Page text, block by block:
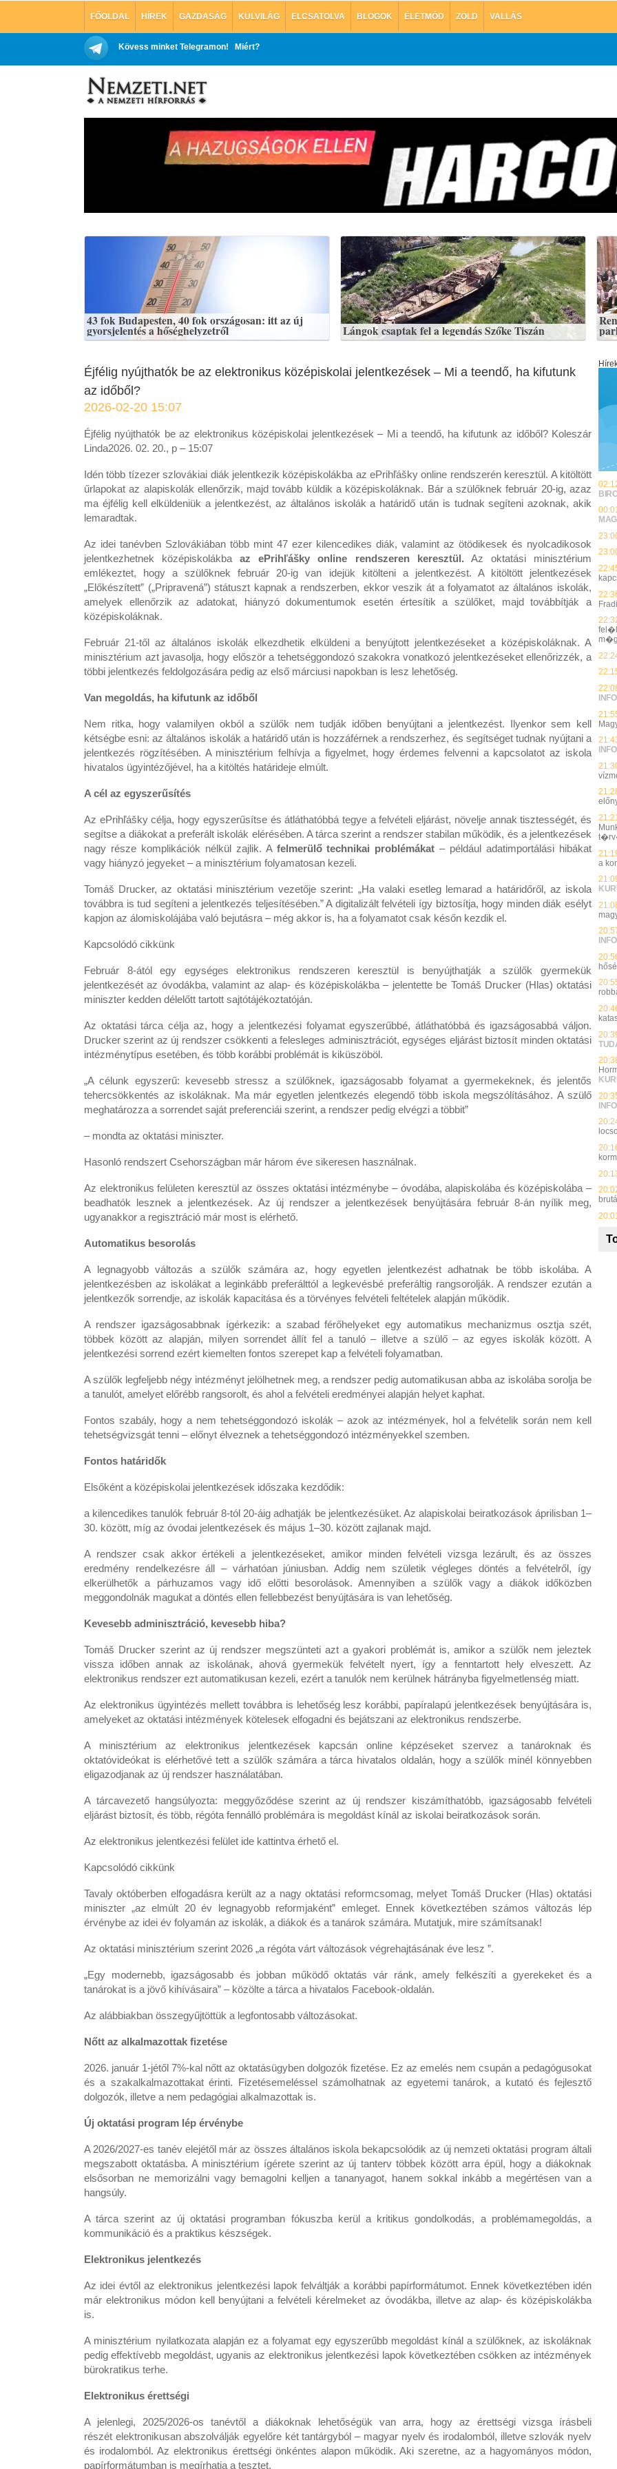
FŐOLDAL HÍREK GAZDASÁG KÜLVILÁG ELCSATOLVA BLOGOK ÉLETMÓD ZÖLD VALLÁS
Kövess minket Telegramon! Miért?
43 fok Budapesten, 40 fok országosan: itt az új
gyorsjelentés a hőséghelyzetről Lángok csaptak fel a legendás Szőke Tiszán
Éjfélig nyújthatók be az elektronikus középiskolai jelentkezések – Mi a teendő, ha kifutunk
az időből?
2026-02-20 15:07
Éjfélig nyújthatók be az elektronikus középiskolai jelentkezések – Mi a teendő, ha kifutunk az időből? Koleszár
Linda2026. 02. 20., p – 15:07
Idén több tízezer szlovákiai diák jelentkezik középiskolákba az ePrihľášky online rendszerén keresztül. A kitöltött
űrlapokat az alapiskolák ellenőrzik, majd tovább küldik a középiskoláknak. Bár a szülőknek február 20-ig, azaz
ma éjfélig kell elküldeniük a jelentkezést, az általános iskolák a határidő után is tudnak segíteni azoknak, akik
lemaradtak.
Az idei tanévben Szlovákiában több mint 47 ezer kilencedikes diák, valamint az ötödikesek és nyolcadikosok
jelentkezhetnek középiskolákbaaz ePrihľášky online rendszeren keresztül. Az oktatási minisztérium
emlékeztet, hogy a szülőknek február 20-ig van idejük kitölteni a jelentkezést. A kitöltött jelentkezések
„Előkészített” („Pripravená”) státuszt kapnak a rendszerben, ekkor veszik át a folyamatot az általános iskolák,
amelyek ellenőrzik az adatokat, hiányzó dokumentumok esetén értesítik a szülőket, majd továbbítják a
középiskoláknak.
Február 21-től az általános iskolák elkezdhetik elküldeni a benyújtott jelentkezéseket a középiskoláknak. A
minisztérium azt javasolja, hogy először a tehetséggondozó szakokra vonatkozó jelentkezéseket ellenőrizzék, a
többi jelentkezés feldolgozására pedig az első márciusi napokban is lesz lehetőség.
Van megoldás, ha kifutunk az időből
Nem ritka, hogy valamilyen okból a szülők nem tudják időben benyújtani a jelentkezést. Ilyenkor sem kell
kétségbe esni: az általános iskolák a határidő után is hozzáférnek a rendszerhez, és segítséget tudnak nyújtani a
jelentkezés rögzítésében. A minisztérium felhívja a figyelmet, hogy érdemes felvenni a kapcsolatot az iskola
hivatalos ügyintézőjével, ha a kitöltés határideje elmúlt.
A cél az egyszerűsítés
Az ePrihľášky célja, hogy egyszerűsítse és átláthatóbbá tegye a felvételi eljárást, növelje annak tisztességét, és
segítse a diákokat a preferált iskolák elérésében. A tárca szerint a rendszer stabilan működik, és a jelentkezések
nagy része komplikációk nélkül zajlik. A felmerülő technikai problémákat – például adatimportálási hibákat
vagy hiányzó jegyeket – a minisztérium folyamatosan kezeli.
Tomáš Drucker, az oktatási minisztérium vezetője szerint: „Ha valaki esetleg lemarad a határidőről, az iskola
továbbra is tud segíteni a jelentkezés teljesítésében.” A digitalizált felvételi így biztosítja, hogy minden diák esélyt
kapjon az álomiskolájába való bejutásra – még akkor is, ha a folyamatot csak későn kezdik el.
Kapcsolódó cikkünk
Február 8-ától egy egységes elektronikus rendszeren keresztül is benyújthatják a szülők gyermekük
jelentkezését az óvodákba, valamint az alap- és középiskolákba – jelentette be Tomáš Drucker (Hlas) oktatási
miniszter kedden délelőtt tartott sajtótájékoztatóján.
Az oktatási tárca célja az, hogy a jelentkezési folyamat egyszerűbbé, átláthatóbbá és igazságosabbá váljon.
Drucker szerint az új rendszer csökkenti a felesleges adminisztrációt, egységes eljárást biztosít minden oktatási
intézménytípus esetében, és több korábbi problémát is kiküszöböl.
„A célunk egyszerű: kevesebb stressz a szülőknek, igazságosabb folyamat a gyermekeknek, és jelentős
tehercsökkentés az iskoláknak. Ma már egyetlen jelentkezés elegendő több iskola megszólításához. A szülő
meghatározza a sorrendet saját preferenciái szerint, a rendszer pedig elvégzi a többit”
– mondta az oktatási miniszter.
Hasonló rendszert Csehországban már három éve sikeresen használnak.
Az elektronikus felületen keresztül az összes oktatási intézménybe – óvodába, alapiskolába és középiskolába –
beadhatók lesznek a jelentkezések. Az új rendszer a jelentkezések benyújtására február 8-án nyílik meg,
ugyanakkor a regisztráció már most is elérhető.
Automatikus besorolás
A legnagyobb változás a szülők számára az, hogy egyetlen jelentkezést adhatnak be több iskolába. A
jelentkezésben az iskolákat a leginkább preferálttól a legkevésbé preferáltig rangsorolják. A rendszer ezután a
jelentkezők sorrendje, az iskolák kapacitása és a törvényes felvételi feltételek alapján működik.
A rendszer igazságosabbnak ígérkezik: a szabad férőhelyeket egy automatikus mechanizmus osztja szét,
többek között az alapján, milyen sorrendet állít fel a tanuló – illetve a szülő – az egyes iskolák között. A
jelentkezési sorrend ezért kiemelten fontos szerepet kap a felvételi folyamatban.
A szülők legfeljebb négy intézményt jelölhetnek meg, a rendszer pedig automatikusan abba az iskolába sorolja be
a tanulót, amelyet előrébb rangsorolt, és ahol a felvételi eredményei alapján helyet kaphat.
Fontos szabály, hogy a nem tehetséggondozó iskolák – azok az intézmények, hol a felvételik során nem kell
tehetségvizsgát tenni – előnyt élveznek a tehetséggondozó intézményekkel szemben.
Fontos határidők
Elsőként a középiskolai jelentkezések időszaka kezdődik:
a kilencedikes tanulók február 8-tól 20-áig adhatják be jelentkezésüket. Az alapiskolai beiratkozások áprilisban 1–
30. között, míg az óvodai jelentkezések és május 1–30. között zajlanak majd.
A rendszer csak akkor értékeli a jelentkezéseket, amikor minden felvételi vizsga lezárult, és az összes
eredmény rendelkezésre áll – várhatóan júniusban. Addig nem születik végleges döntés a felvételről, így
elkerülhetők a párhuzamos vagy idő előtti besorolások. Amennyiben a szülők vagy a diákok időközben
meggondolnák magukat a döntés ellen fellebbezést benyújtására is van lehetőség.
Kevesebb adminisztráció, kevesebb hiba?
Tomáš Drucker szerint az új rendszer megszünteti azt a gyakori problémát is, amikor a szülők nem jeleztek
vissza időben annak az iskolának, ahová gyermekük felvételt nyert, így a fenntartott hely elveszett. Az
elektronikus rendszer ezt automatikusan kezeli, ezért a tanulók nem kerülnek hátrányba figyelmetlenség miatt.
Az elektronikus ügyintézés mellett továbbra is lehetőség lesz korábbi, papíralapú jelentkezések benyújtására is,
amelyeket az oktatási intézmények kötelesek elfogadni és bejátszani az elektronikus rendszerbe.
A minisztérium az elektronikus jelentkezések kapcsán online képzéseket szervez a tanároknak és
oktatóvideókat is elérhetővé tett a szülők számára a tárca hivatalos oldalán, hogy a szülők minél könnyebben
eligazodjanak az új rendszer használatában.
A tárcavezető hangsúlyozta: meggyőződése szerint az új rendszer kiszámíthatóbb, igazságosabb felvételi
eljárást biztosít, és több, régóta fennálló problémára is megoldást kínál az iskolai beiratkozások során.
Az elektronikus jelentkezési felület ide kattintva érhető el.
Kapcsolódó cikkünk
Tavaly októberben elfogadásra került az a nagy oktatási reformcsomag, melyet Tomáš Drucker (Hlas) oktatási
miniszter „az elmúlt 20 év legnagyobb reformjaként” emleget. Ennek következtében számos változás lép
érvénybe az idei év folyamán az iskolák, a diákok és a tanárok számára. Mutatjuk, mire számítsanak!
Az oktatási minisztérium szerint 2026 „a régóta várt változások végrehajtásának éve lesz ”.
„Egy modernebb, igazságosabb és jobban működő oktatás vár ránk, amely felkészíti a gyerekeket és a
tanárokat is a jövő kihívásaira” – közölte a tárca a hivatalos Facebook-oldalán.
Az alábbiakban összegyűjtöttük a legfontosabb változásokat.
Nőtt az alkalmazottak fizetése
2026. január 1-jétől 7%-kal nőtt az oktatásügyben dolgozók fizetése. Ez az emelés nem csupán a pedagógusokat
és a szakalkalmazottakat érinti. Fizetésemeléssel számolhatnak az egyetemi tanárok, a kutató és fejlesztő
dolgozók, illetve a nem pedagógiai alkalmazottak is.
Új oktatási program lép érvénybe
A 2026/2027-es tanév elejétől már az összes általános iskola bekapcsolódik az új nemzeti oktatási program általi
megszabott oktatásba. A minisztérium ígérete szerint az új tanterv többek között arra épül, hogy a diákoknak
elsősorban ne memorizálni vagy bemagolni kelljen a tananyagot, hanem sokkal inkább a megértésen van a
hangsúly.
A tárca szerint az új oktatási programban fókuszba kerül a kritikus gondolkodás, a problémamegoldás, a
kommunikáció és a praktikus készségek.
Elektronikus jelentkezés
Az idei évtől az elektronikus jelentkezési lapok felváltják a korábbi papírformátumot. Ennek következtében idén
már elektronikus módon kell benyújtani a felvételi kérelmeket az óvodákba, illetve az alap- és középiskolákba
is.
A minisztérium nyilatkozata alapján ez a folyamat egy egyszerűbb megoldást kínál a szülőknek, az iskoláknak
pedig effektívebb megoldást, ugyanis az elektronikus jelentkezési lapok következtében csökken az intézmények
bürokratikus terhe.
Elektronikus érettségi
A jelenlegi, 2025/2026-os tanévtől a diákoknak lehetőségük van arra, hogy az érettségi vizsga írásbeli
részét elektronikusan abszolválják egyelőre két tantárgyból – magyar nyelv és irodalomból, illetve szlovák nyelv
és irodalomból. Az elektronikus érettségi önkéntes alapon működik. Aki szeretne, az a hagyományos módon,
papírformátumban is megírhatja a tesztet.
Fradi
a